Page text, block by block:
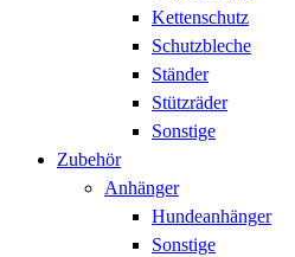
Kettenschutz
Schutzbleche
Ständer
Stützräder
Sonstige
Zubehör
Anhänger
Hundeanhänger
Sonstige